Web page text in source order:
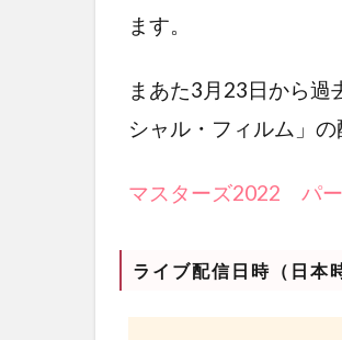
ます。
まあた3月23日から過
シャル・フィルム」の
マスターズ2022 パー
ライブ配信日時（日本